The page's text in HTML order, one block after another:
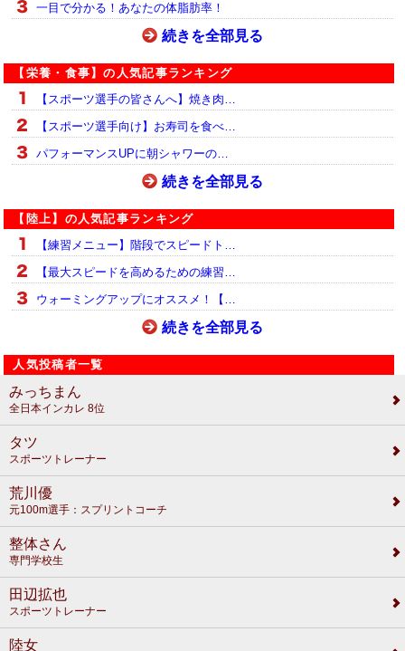
一目で分かる！あなたの体脂肪率！
続きを全部見る
【栄養・食事】の人気記事ランキング
【スポーツ選手の皆さんへ】焼き肉…
【スポーツ選手向け】お寿司を食べ…
パフォーマンスUPに朝シャワーの…
続きを全部見る
【陸上】の人気記事ランキング
【練習メニュー】階段でスピードト…
【最大スピードを高めるための練習…
ウォーミングアップにオススメ！【…
続きを全部見る
人気投稿者一覧
みっちまん
全日本インカレ 8位
タツ
スポーツトレーナー
荒川優
元100m選手：スプリントコーチ
整体さん
専門学校生
田辺拡也
スポーツトレーナー
陸女